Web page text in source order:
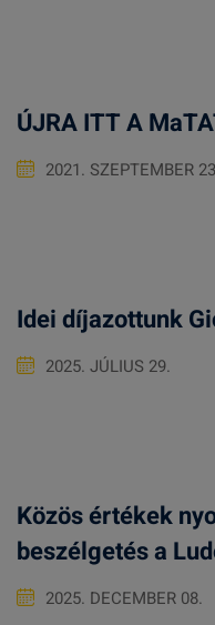
ÚJRA ITT A
2021. SZEPTEMBER
Idei díjazottunk
2025. JÚLIUS 29.
Közös értékek
beszélgetés a
2025. DECEMBER 08.